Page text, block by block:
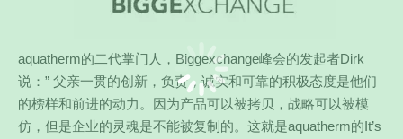
aquatherm的二代掌门人，Biggexchange峰会的发起者Dirk
说：” 父亲一贯的创新，负责，诚实和可靠的积极态度是他们
的榜样和前进的动力。因为产品可以被拷贝，战略可以被模
仿，但是企业的灵魂是不能被复制的。这就是aquatherm的It’s